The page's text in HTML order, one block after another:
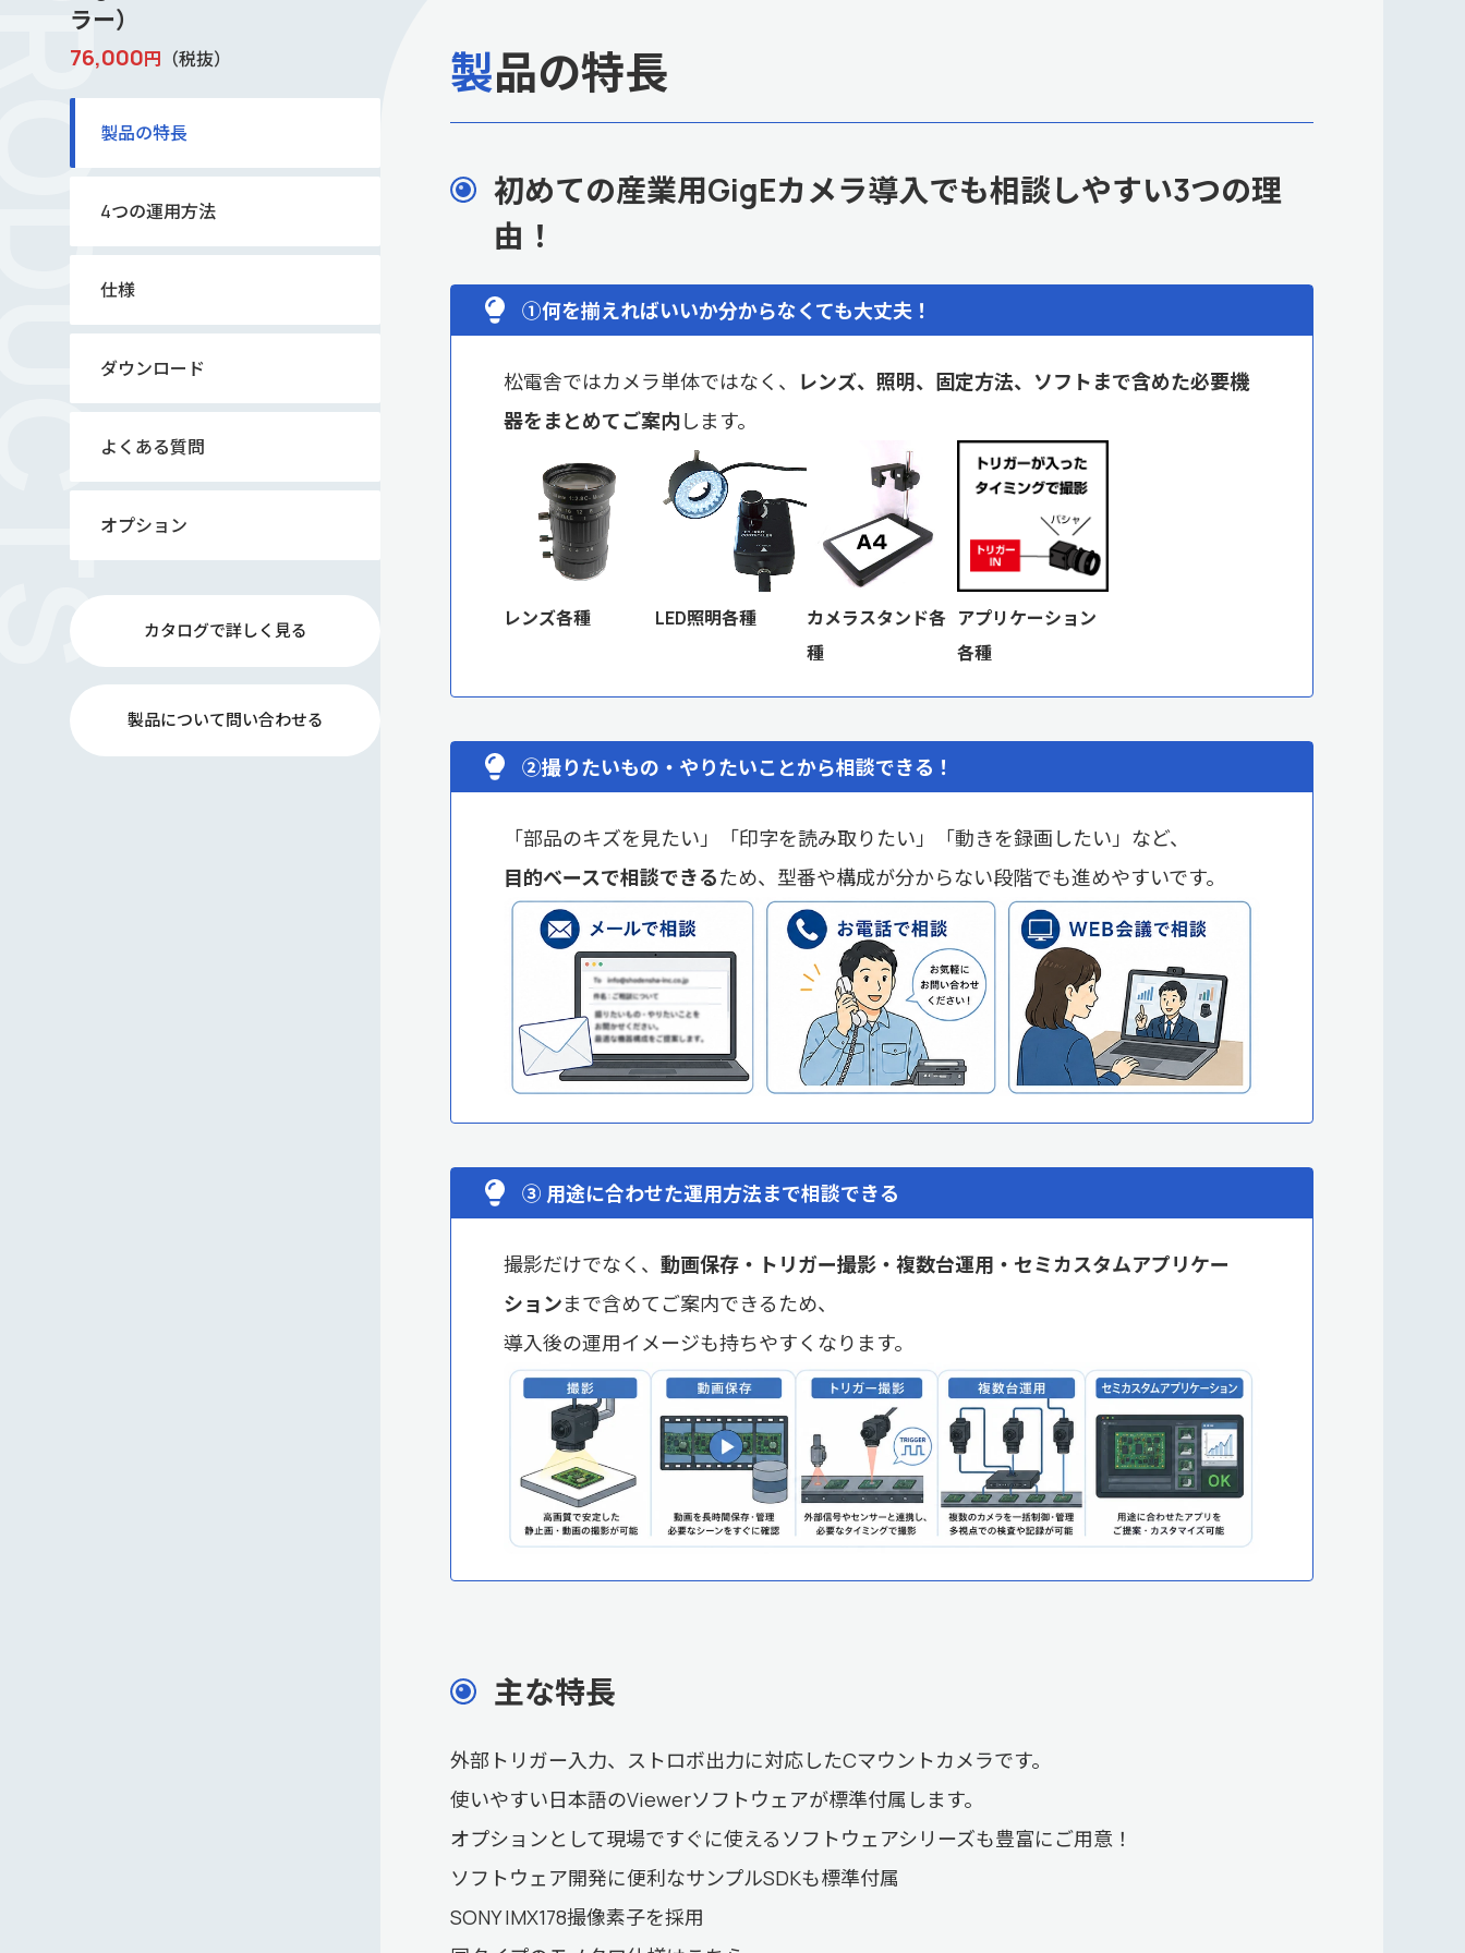
ラー）
76,000円 （税抜）
製品の特長
4つの運用方法
仕様
ダウンロード
よくある質問
オプション
カタログで詳しく見る
製品について問い合わせる
製品の特長
初めての産業用GigEカメラ導入でも相談しやすい3つの理
由！
①何を揃えればいいか分からなくても大丈夫！
松電舎ではカメラ単体ではなく、
レンズ、照明、固定方法、ソフトまで含めた必要機
器をまとめてご案内します。
レンズ各種 LED照明各種
カメラスタンド各
種
アプリケーション
各種
②撮りたいもの・やりたいことから相談できる！
「部品のキズを見たい」「印字を読み取りたい」「動きを録画したい」など、
目的ベースで相談できるため、型番や構成が分からない段階でも進めやすいです。
③ 用途に合わせた運用方法まで相談できる
撮影だけでなく、 動画保存・トリガー撮影・複数台運用・セミカスタムアプリケー
ションまで含めてご案内できるため、
導入後の運用イメージも持ちやすくなります。
主な特長
外部トリガー入力、ストロボ出力に対応したCマウントカメラです。
使いやすい日本語のViewerソフトウェアが標準付属します。
オプションとして現場ですぐに使えるソフトウェアシリーズも豊富にご用意！
ソフトウェア開発に便利なサンプルSDKも標準付属
SONY IMX178撮像素子を採用